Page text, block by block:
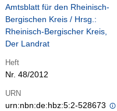
Amtsblatt für den Rheinisch-
Bergischen Kreis / Hrsg.:
Rheinisch-Bergischer Kreis,
Der Landrat
Heft
Nr. 48/2012
URN
urn:nbn:de:hbz:5:2-528673